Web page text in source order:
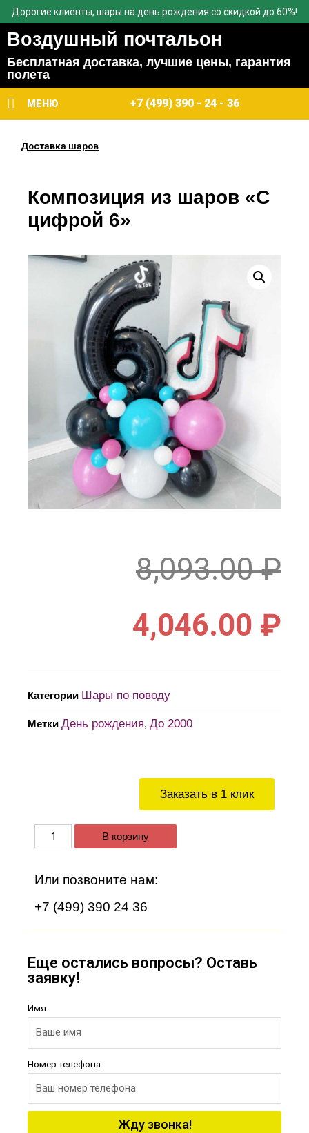
Дорогие клиенты, шары на день рождения со скидкой до 60%!
Воздушный почтальон
Бесплатная доставка, лучшие цены, гарантия
полета
МЕНЮ +7 (499) 390 - 24 - 36
Доставка шаров
Заказать в 1 клик
В корзину
Или позвоните нам:
+7 (499) 390 24 36
Еще остались вопросы? Оставь
заявку!
Имя
Номер телефона
Жду звонка!
Композиция из шаров «С
цифрой 6»
8,093.00₽
4,046.00 ₽
Категории Шары по поводу
Метки День рождения, До 2000